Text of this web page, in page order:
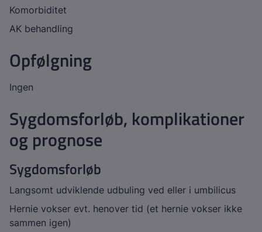
Komorbiditet
AK behandling
Opfølgning
Ingen
Sygdomsforløb, komplikationer
og prognose
Sygdomsforløb
Langsomt udviklende udbuling ved eller i umbilicus
Hernie vokser evt. henover tid (et hernie vokser ikke
sammen igen)